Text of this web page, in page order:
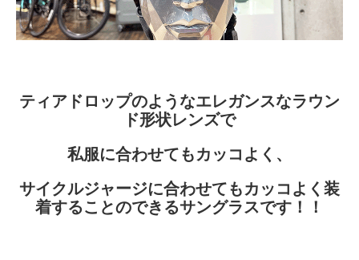
ティアドロップのようなエレガンスなラウン
ド形状レンズで
私服に合わせてもカッコよく、
サイクルジャージに合わせてもカッコよく装
着することのできるサングラスです！！